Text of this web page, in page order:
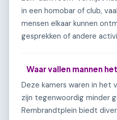
in een homobar of club,
mensen elkaar kunnen
gesprekken of andere
Waar vallen mannen
Deze kamers waren in het
zijn tegenwoordig minder
Rembrandtplein biedt